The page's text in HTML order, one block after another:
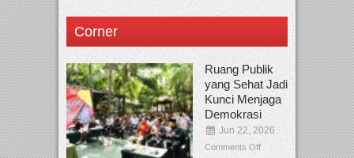
Corner
Ruang Publik
yang Sehat Jadi
Kunci Menjaga
Demokrasi
Jun 22, 2026
Comments Off